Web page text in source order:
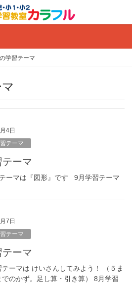
学習テーマ
4日
テーマ
テーマ
ーマは『図形』です 9月学習テーマ
7日
テーマ
テーマ
ーマは けいさんしてみよう！ （５ま
でのかず。足し算・引き算） 8月学習